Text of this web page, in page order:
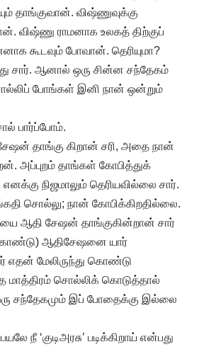
தாங்குவான். விஷ்ணுவுக்கு
விஷ்ணு ராமனாக உலகத் திற்குப்
கூடவும் போவான். தெரியுமா?
சார். ஆனால் ஒரு சின்ன சந்தேகம்
போங்கள் இனி நான் ஒன்றும்
பார்ப்போம்.
தாங்கு கிறான் சரி, அதை நான்
அப்புறம் தாங்கள் கோபித்துக்
நிஜமாலும் தெரியவில்லை சார்.
சொல்லு; நான் கோபிக்கிறதில்லை.
ஆதி சேஷன் தாங்குகின்றான் சார்
ஆதிசேஷனை யார்
எதன் மேலிருந்து கொண்டு
மாத்திரம் சொல்லிக் கொடுத்தால்
சந்தேகமும் இப் போதைக்கு இல்லை
நீ ‘குடிஅரசு’ படிக்கிறாய் என்பது